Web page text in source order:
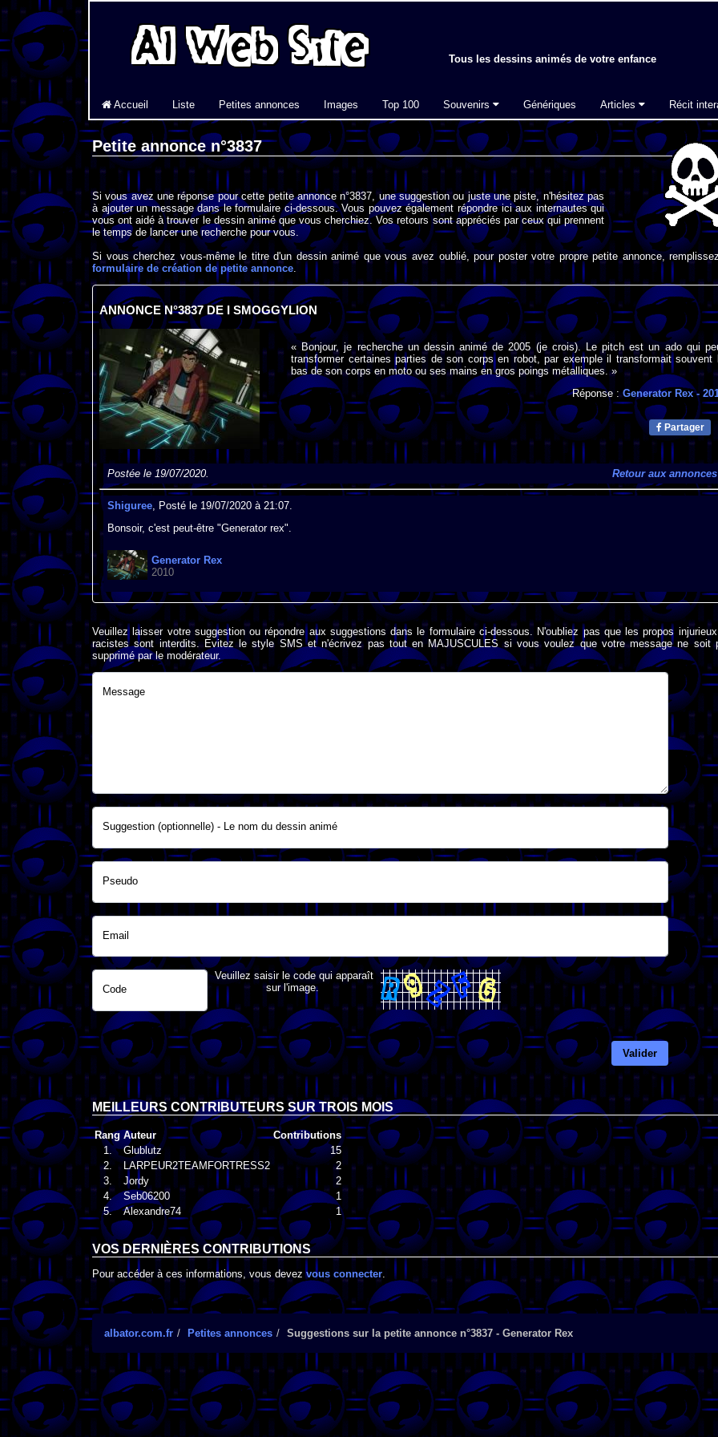
Tous les dessins animés de votre enfance
Accueil Liste Petites annonces Images Top 100 Souvenirs Génériques Articles Récit
Petite annonce n°3837
Si vous avez une réponse pour cette petite annonce n°3837, une suggestion ou juste une piste, n'hésitez pas
à ajouter un message dans le formulaire ci-dessous. Vous pouvez également répondre ici aux internautes qui
vous ont aidé à trouver le dessin animé que vous cherchiez. Vos retours sont appréciés par ceux qui prennent
le temps de lancer une recherche pour vous.
Si vous cherchez vous-même le titre d'un dessin animé que vous avez oublié, pour poster votre propre petite annonce,
formulaire de création de petite annonce.
ANNONCE N°3837 DE I SMOGGYLION
« Bonjour, je recherche un dessin animé de 2005 (je crois). Le pitch est un ado qui
transformer certaines parties de son corps en robot, par exemple il transformait souvent
bas de son corps en moto ou ses mains en gros poings métalliques. »
Réponse :Generator Rex-
Partager
Postée le 19/07/2020. Retour aux annonces
Shiguree, Posté le 19/07/2020 à 21:07.
Bonsoir, c'est peut-être "Generator rex".
Generator Rex
2010
Veuillez laisser votre suggestion ou répondre aux suggestions dans le formulaire ci-dessous. N'oubliez pas que les propos
racistes sont interdits. Evitez le style SMS et n'écrivez pas tout en MAJUSCULES si vous voulez que votre message ne soit
supprimé par le modérateur.
Message
Suggestion (optionnelle) - Le nom du dessin animé
Pseudo
Email
Code
Veuillez saisir le code qui apparaît
sur l'image.
Valider
MEILLEURS CONTRIBUTEURS SUR TROIS MOIS
Rang Auteur
Contributions
1.
Glublutz
15
2.
LARPEUR2TEAMFORTRESS2
2
3.
Jordy
2
4.
Seb06200
1
5.
Alexandre74 1
VOS DERNIÈRES CONTRIBUTIONS
Pour accéder à ces informations, vous devezvous connecter.
albator.com.fr Petites annonces Suggestions sur la petite annonce n°3837 - Generator Rex